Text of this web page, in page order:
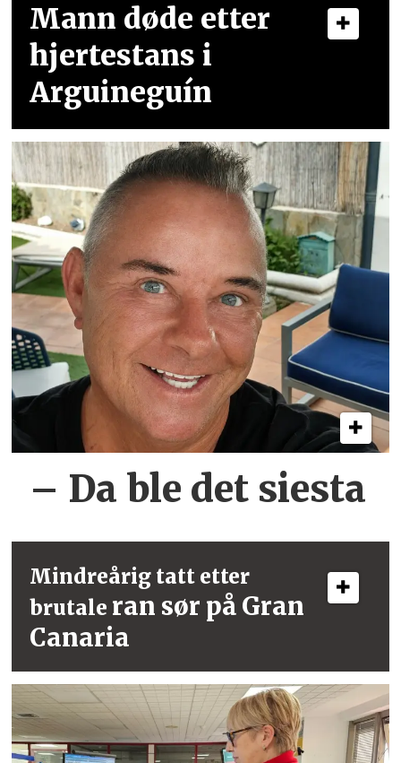
Mann døde etter
hjertestans i
Arguineguín
– Da ble det siesta
Mindreårig tatt etter
brutale ran sør på Gran
Canaria